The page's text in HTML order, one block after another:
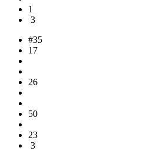
1
3
#35
17
26
50
23
3